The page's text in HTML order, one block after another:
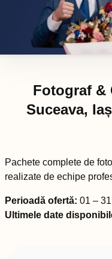
Fotograf &
Suceava,
Pachete complete de
realizate de echipe
Perioadă ofertă: 01 –
Ultimele date